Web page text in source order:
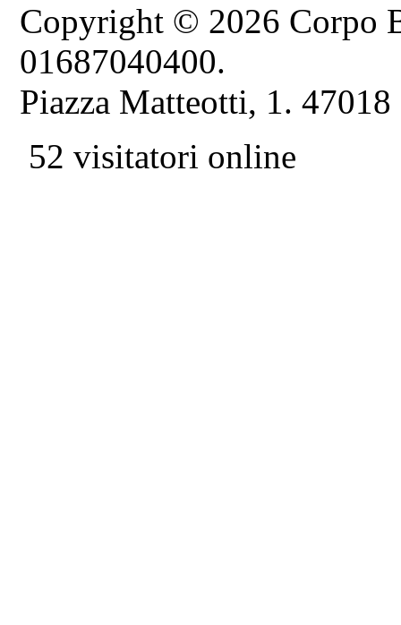
Copyright © 2026 Corpo
01687040400.
Piazza Matteotti, 1.
52 visitatori online